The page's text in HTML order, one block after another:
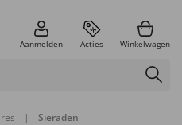
Aanmelden Acties Winkelwagen
| Sieraden